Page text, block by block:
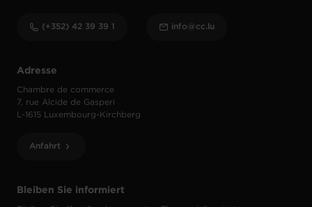
Bleiben Sie informiert
Adresse
Chambre de commerce
7, rue Alcide de Gasperi
L-1615 Luxembourg-Kirchberg
Anfahrt
(+352) 42 39 39 1 info@cc.lu